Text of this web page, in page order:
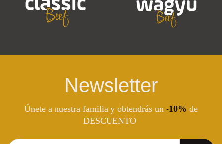
Newsletter
Únete a nuestra familia y obtendrás un -10% de
DESCUENTO